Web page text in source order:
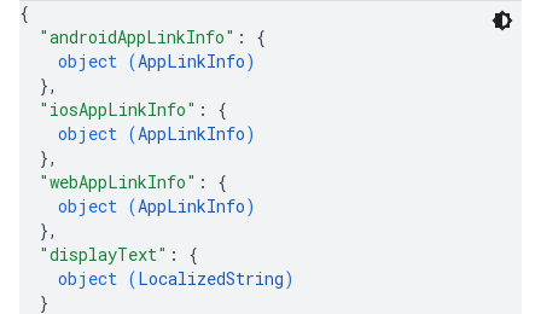
{
"androidAppLinkInfo" : {
object (AppLinkInfo)
},
"iosAppLinkInfo" : {
object (AppLinkInfo)
},
"webAppLinkInfo" : {
object (AppLinkInfo)
},
"displayText" : {
object (LocalizedString)
}